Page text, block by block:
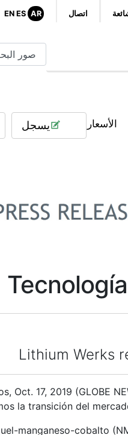
اتصال EN ES AR
يسجل الأسعار
Lithium Werks
Oct. 17, 2019 (GLOBE
la transición del
manganeso-cobalto